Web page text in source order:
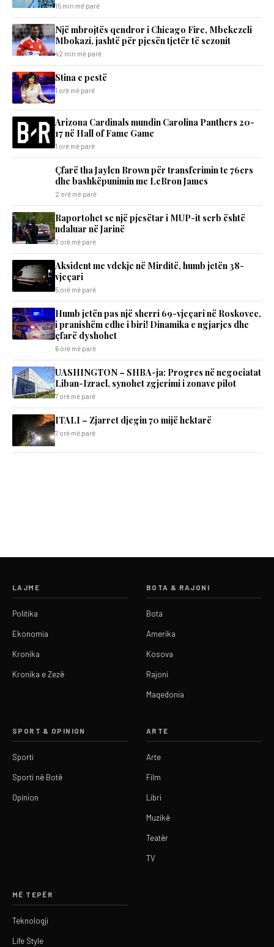
15 min më parë
Një mbrojtës qendror i Chicago Fire, Mbekezeli
Mbokazi, jashtë për pjesën tjetër të sezonit
42 min më parë
Stina e pestë
1 orë më parë
Arizona Cardinals mundin Carolina Panthers 20-
17 në Hall of Fame Game
1 orë më parë
Çfarë tha Jaylen Brown për transferimin te 76ers
dhe bashkëpunimin me LeBron James
2 orë më parë
Raportohet se një pjesëtar i MUP-it serb është
ndaluar në Jarinë
3 orë më parë
Aksident me vdekje në Mirditë, humb jetën 38-
vjeçari
5 orë më parë
Humb jetën pas një sherri 69-vjeçari në Roskovec,
i pranishëm edhe i biri! Dinamika e ngjarjes dhe
çfarë dyshohet
6 orë më parë
UASHINGTON – SHBA-ja: Progres në negociatat
Liban-Izrael, synohet zgjerimi i zonave pilot
7 orë më parë
ITALI – Zjarret djegin 70 mijë hektarë
7 orë më parë
LAJME
Politika
Ekonomia
Kronika
Kronika e Zezë
BOTA & RAJONI
Bota
Amerika
Kosova
Rajoni
Maqedonia
SPORT & OPINION
Sporti
Sporti në Botë
Opinion
ARTE
Arte
Film
Libri
Muzikë
Teatër
TV
MË TEPËR
Teknologji
Life Style